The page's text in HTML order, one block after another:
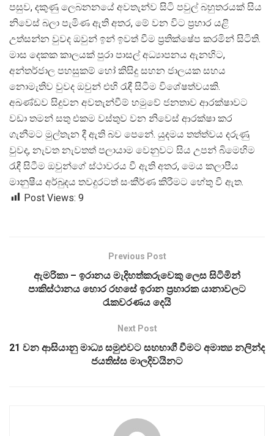
පසුව, දකුණු ලෙබනනයේ අවතැන්ව සිටි පවුල් බහුතරයක් සිය
නිවෙස් බලා පැමිණ ඇති අතර, මේ වන විට ප්රහාර යළි
උත්සන්න වුවද ඔවුන් ඉන් ඉවත් වීම ප්රතික්ෂේප කරමින් සිටිති.
මාස දෙකක කාලයක් පුරා පාසල් අධ්යාපනය ඇනහිට,
අන්තර්ජාල පහසුකම් හෝ කිසිදු සහන ජාලයක සහය
නොමැතිව වුවද ඔවුන් එහි රැඳී සිටීම විශේෂත්වයකි.
අඛණ්ඩව සිදුවන අවතැන්වීම් හමුවේ ජනතාව ආරක්ෂාවට
වඩා තමන් සතු එකම වස්තුව වන නිවෙස් ආරක්ෂා කර
ගැනීමට මුල්තැන දී ඇති බව පෙනේ. යුදමය තත්ත්වය දරුණු
වුවද, නැවත නැවතත් පලායාම වෙනුවට සිය උපන් බිමෙහිම
රැඳී සිටීම ඔවුන්ගේ ස්ථාවරය වී ඇති අතර, මෙය කලාපීය
මානුෂීය අර්බුදය තවදුරටත් සංකීර්ණ කිරීමට හේතු වී ඇත.
Post Views: 9
Previous Post
ඇමරිකා – ඉරානය මැදිහත්කරුවෙකු ලෙස සිටිමින්
පාකිස්ථානය හොර රහසේ ඉරාන ප්‍රහාරක යානාවලට
රැකවරණය දෙයි
Next Post
21 වන ආසියානු මාධ්‍ය සමුළුවට සහභාගී වීමට අමාත්‍ය නලින්ද
ජයතිස්ස මාලදිවයිනට